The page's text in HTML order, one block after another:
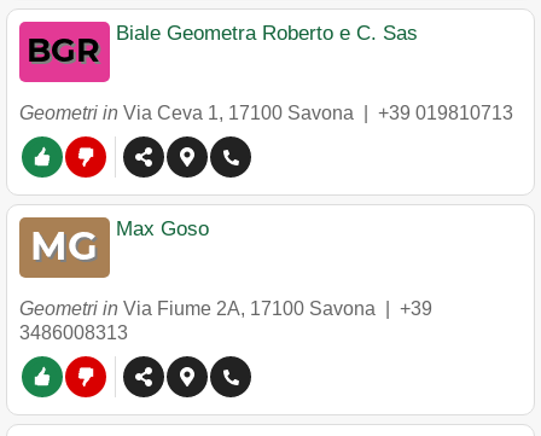
Biale Geometra Roberto e C. Sas
Geometri in Via Ceva 1, 17100 Savona +39 019810713
Max Goso
Geometri in Via Fiume 2A, 17100 Savona
+39
3486008313